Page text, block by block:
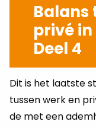
Balans
privé
Deel 4
Dit is het laatste
tussen werk en
de met een